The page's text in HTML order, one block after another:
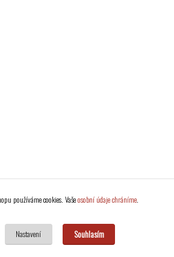
používáme cookies. Vašeosobní údaje chráníme.
Nastavení Souhlasím